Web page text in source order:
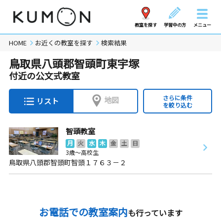
教室を探す 学習中の方 メニュー
HOME お近くの教室を探す 検索結果
鳥取県八頭郡智頭町東宇塚
付近の公文式教室
リスト 地図
さらに条件
を絞り込む
智頭教室
月 火 水 木 金 土
日
3歳～高校生
鳥取県八頭郡智頭町智頭１７６３－２
お電話での教室案内も行っています